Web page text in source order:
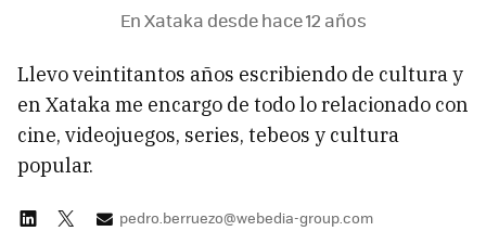
En Xataka desdehace 12 años
Llevo veintitantos años escribiendo de cultura y
en Xataka me encargo de todo lo relacionado con
cine, videojuegos, series, tebeos y cultura
popular.
pedro.berruezo@webedia-group.com